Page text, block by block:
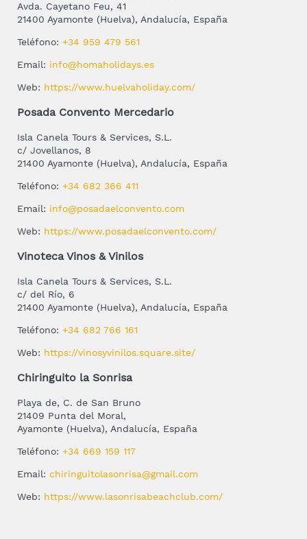
Avda. Cayetano Feu, 41
21400 Ayamonte (Huelva), Andalucía, España
Teléfono: +34 959 479 561
Email: info@homaholidays.es
Web: https://www.huelvaholiday.com/
Posada Convento Mercedario
Isla Canela Tours & Services, S.L.
c/ Jovellanos, 8
21400 Ayamonte (Huelva), Andalucía, España
Teléfono: +34 682 366 411
Email: info@posadaelconvento.com
Web: https://www.posadaelconvento.com/
Vinoteca Vinos & Vinilos
Isla Canela Tours & Services, S.L.
c/ del Río, 6
21400 Ayamonte (Huelva), Andalucía, España
Teléfono: +34 682 766 161
Web: https://vinosyvinilos.square.site/
Chiringuito la Sonrisa
Playa de, C. de San Bruno
21409 Punta del Moral,
Ayamonte (Huelva), Andalucía, España
Teléfono: +34 669 159 117
Email: chiringuitolasonrisa@gmail.com
Web: https://www.lasonrisabeachclub.com/